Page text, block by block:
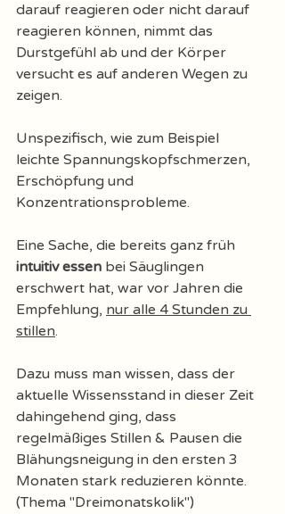
darauf reagieren oder nicht darauf
reagieren können, nimmt das
Durstgefühl ab und der Körper
versucht es auf anderen Wegen zu
zeigen.
Unspezifisch, wie zum Beispiel
leichte Spannungskopfschmerzen,
Erschöpfung und
Konzentrationsprobleme.
Eine Sache, die bereits ganz früh
intuitiv essen bei Säuglingen
erschwert hat, war vor Jahren die
Empfehlung, nur alle 4 Stunden zu
stillen.
Dazu muss man wissen, dass der
aktuelle Wissensstand in dieser Zeit
dahingehend ging, dass
regelmäßiges Stillen & Pausen die
Blähungsneigung in den ersten 3
Monaten stark reduzieren könnte.
(Thema "Dreimonatskolik")